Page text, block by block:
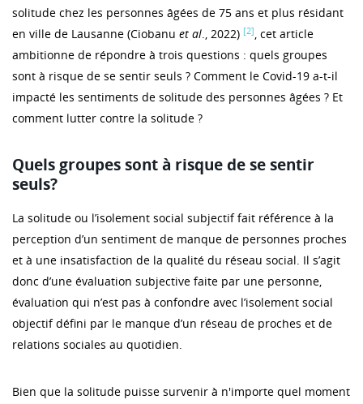
solitude chez les personnes âgées de 75 ans et plus résidant
en ville de Lausanne (Ciobanu et al., 2022) [2], cet article
ambitionne de répondre à trois questions : quels groupes
sont à risque de se sentir seuls ? Comment le Covid-19 a-t-il
impacté les sentiments de solitude des personnes âgées ? Et
comment lutter contre la solitude ?
Quels groupes sont à risque de se sentir
seuls?
La solitude ou l’isolement social subjectif fait référence à la
perception d’un sentiment de manque de personnes proches
et à une insatisfaction de la qualité du réseau social. Il s’agit
donc d’une évaluation subjective faite par une personne,
évaluation qui n’est pas à confondre avec l’isolement social
objectif défini par le manque d’un réseau de proches et de
relations sociales au quotidien.
Bien que la solitude puisse survenir à n'importe quel moment